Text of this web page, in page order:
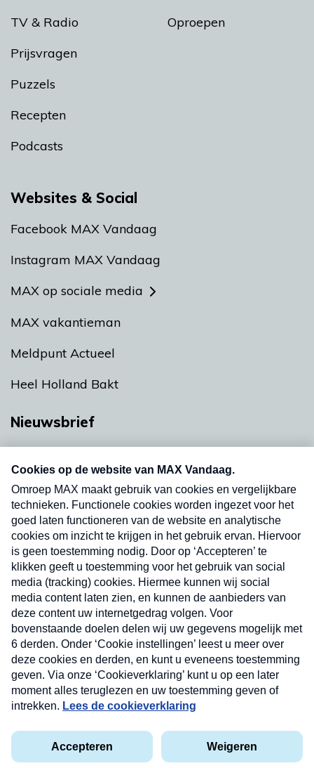
TV & Radio
Prijsvragen
Puzzels
Recepten
Podcasts
Oproepen
Websites & Social
Facebook MAX Vandaag
Instagram MAX Vandaag
MAX op sociale media
MAX vakantieman
Meldpunt Actueel
Heel Holland Bakt
Nieuwsbrief
nieuwsbrief. Elke vrijdag- en dinsdagochtend in
uw mailbox.
Verzend
Privacyverklaring
Cookieverklaring
Kwetsbaarheid melden
Nieuwsbrief
Neem hier een gratis abonnement op onze
nieuwsbrief. Elke vrijdag- en dinsdagochtend in uw